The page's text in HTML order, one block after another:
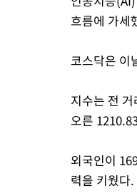
흐름에 가세
코스닥은 이
지수는 전
오른
외국인이
력을 키웠다.